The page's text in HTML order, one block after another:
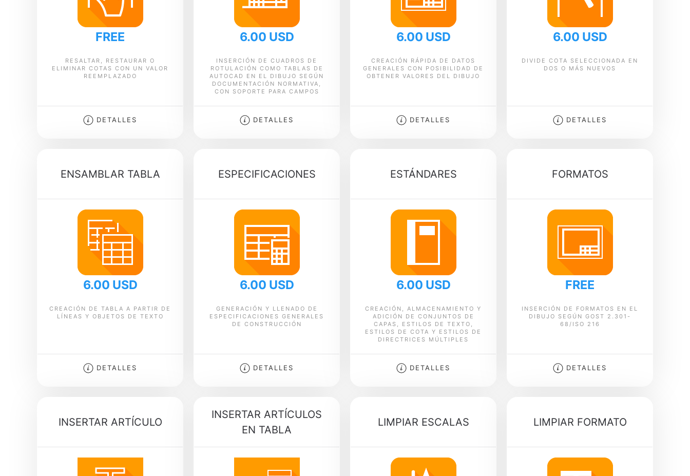
FREE
RESALTAR, RESTAURAR O
ELIMINAR COTAS CON UN VALOR
REEMPLAZADO
DETALLES
6.00 USD
INSERCIÓN DE CUADROS DE
ROTULACIÓN COMO TABLAS DE
AUTOCAD EN EL DIBUJO SEGÚN
DOCUMENTACIÓN NORMATIVA,
CON SOPORTE PARA CAMPOS
DETALLES
6.00 USD
CREACIÓN RÁPIDA DE DATOS
GENERALES CON POSIBILIDAD DE
OBTENER VALORES DEL DIBUJO
DETALLES
6.00 USD
DIVIDE COTA SELECCIONADA EN
DOS O MÁS NUEVOS
DETALLES
ENSAMBLAR TABLA
6.00 USD
CREACIÓN DE TABLA A PARTIR DE
LÍNEAS Y OBJETOS DE TEXTO
DETALLES
ESPECIFICACIONES
6.00 USD
GENERACIÓN Y LLENADO DE
ESPECIFICACIONES GENERALES
DE CONSTRUCCIÓN
DETALLES
ESTÁNDARES
6.00 USD
CREACIÓN, ALMACENAMIENTO Y
ADICIÓN DE CONJUNTOS DE
CAPAS, ESTILOS DE TEXTO,
ESTILOS DE COTA Y ESTILOS DE
DIRECTRICES MÚLTIPLES
DETALLES
FORMATOS
FREE
INSERCIÓN DE FORMATOS EN EL
DIBUJO SEGÚN GOST 2.301-
68/ISO 216
DETALLES
INSERTAR ARTÍCULO
INSERTAR ARTÍCULOS
EN TABLA
LIMPIAR ESCALAS LIMPIAR FORMATO